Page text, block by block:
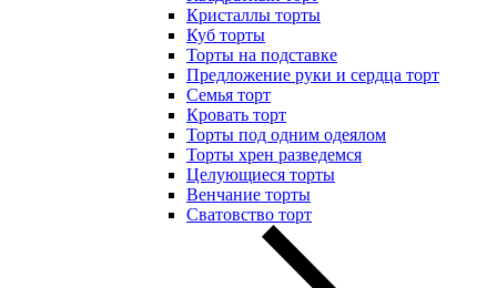
Кристаллы торты
Куб торты
Торты на подставке
Предложение руки и сердца торт
Семья торт
Кровать торт
Торты под одним одеялом
Торты хрен разведемся
Целующиеся торты
Венчание торты
Сватовство торт